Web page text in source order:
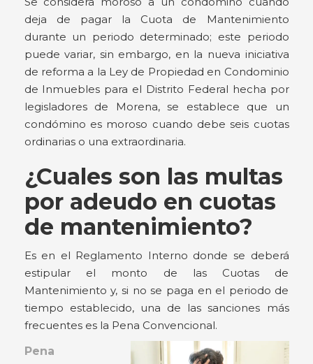
deja de pagar la Cuota de Mantenimiento
durante un periodo determinado; este periodo
puede variar, sin embargo, en la nueva iniciativa
de reforma a la Ley de Propiedad en Condominio
de Inmuebles para el Distrito Federal hecha por
legisladores de Morena, se establece que un
condómino es moroso cuando debe seis cuotas
ordinarias o una extraordinaria.
¿Cuales son las multas
por adeudo en cuotas
de mantenimiento?
Es en el Reglamento Interno donde se deberá
estipular el monto de las Cuotas de
Mantenimiento y, si no se paga en el periodo de
tiempo establecido, una de las sanciones más
frecuentes es la Pena Convencional.
Pena